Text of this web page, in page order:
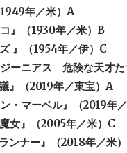
年／米）A
』（1930年／米）B
』（1954年／伊）C
ーニアス 危険な天才た
』（2019年／東宝）A
・マーベル』（2019年
女』（2005年／米）C
ンナー』（2018年／米